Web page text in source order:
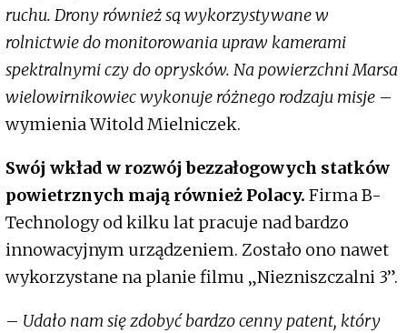
ruchu. Drony również są wykorzystywane w
rolnictwie do monitorowania upraw kamerami
spektralnymi czy do oprysków. Na powierzchni Marsa
wielowirnikowiec wykonuje różnego rodzaju misje –
wymienia Witold Mielniczek.
Swój wkład w rozwój bezzałogowych statków
powietrznych mają również Polacy. Firma B-
Technology od kilku lat pracuje nad bardzo
innowacyjnym urządzeniem. Zostało ono nawet
wykorzystane na planie filmu „Niezniszczalni 3”.
– Udało nam się zdobyć bardzo cenny patent, który